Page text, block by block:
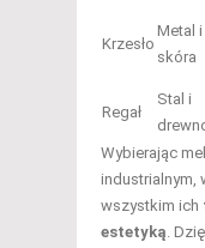
Krzesło
Metal i
skóra
Regał
Stal i
Wybierając
industrialnym,
wszystkim ich
estetyką.